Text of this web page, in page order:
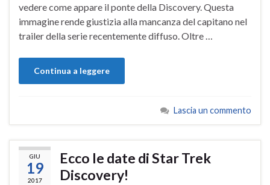
vedere come appare il ponte della Discovery. Questa
immagine rende giustizia alla mancanza del capitano nel
trailer della serie recentemente diffuso. Oltre …
Continua a leggere
Lascia un commento
GIU
19
2017
Ecco le date di Star Trek
Discovery!